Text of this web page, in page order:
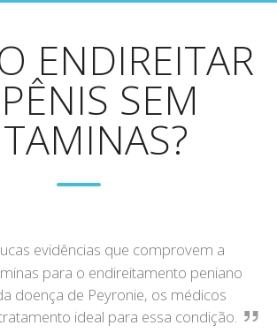
ENDIREITAR
SEM
evidências que comprovem a
para o endireitamento peniano
doença de Peyronie, os médicos
ideal para essa condição.